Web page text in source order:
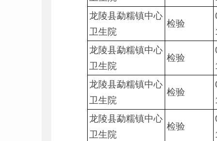
龙陵县勐糯镇中心
卫生院
检验
龙陵县勐糯镇中心
卫生院
检验
龙陵县勐糯镇中心
卫生院
检验
龙陵县勐糯镇中心
卫生院
检验